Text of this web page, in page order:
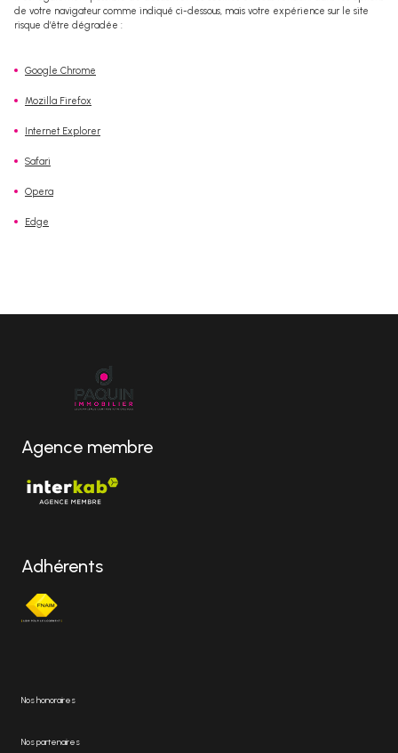
de votre navigateur comme indiqué ci-dessous, mais votre expérience sur le site
risque d’être dégradée :
Google Chrome
Mozilla Firefox
Internet Explorer
Safari
Opera
Edge
Agence membre
Adhérents
Nos honoraires
Nos partenaires